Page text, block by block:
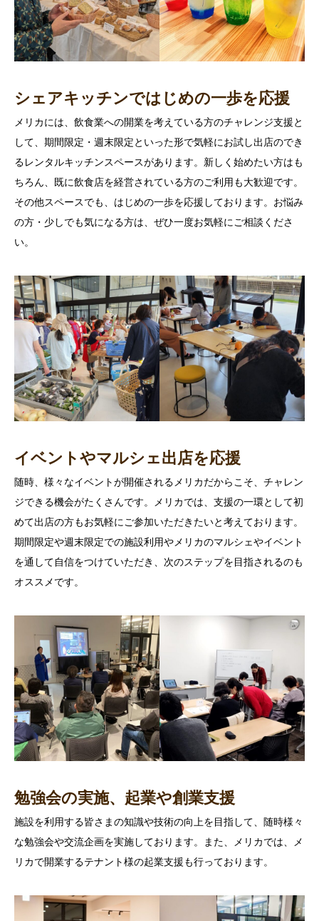
シェアキッチンではじめの一歩を応援
メリカには、飲食業への開業を考えている方のチャレンジ支援と
して、期間限定・週末限定といった形で気軽にお試し出店のでき
るレンタルキッチンスペースがあります。新しく始めたい方はも
ちろん、既に飲食店を経営されている方のご利用も大歓迎です。
その他スペースでも、はじめの一歩を応援しております。お悩み
の方・少しでも気になる方は、ぜひ一度お気軽にご相談くださ
い。
イベントやマルシェ出店を応援
随時、様々なイベントが開催されるメリカだからこそ、チャレン
ジできる機会がたくさんです。メリカでは、支援の一環として初
めて出店の方もお気軽にご参加いただきたいと考えております。
期間限定や週末限定での施設利用やメリカのマルシェやイベント
を通して自信をつけていただき、次のステップを目指されるのも
オススメです。
勉強会の実施、起業や創業支援
施設を利用する皆さまの知識や技術の向上を目指して、随時様々
な勉強会や交流企画を実施しております。また、メリカでは、メ
リカで開業するテナント様の起業支援も行っております。